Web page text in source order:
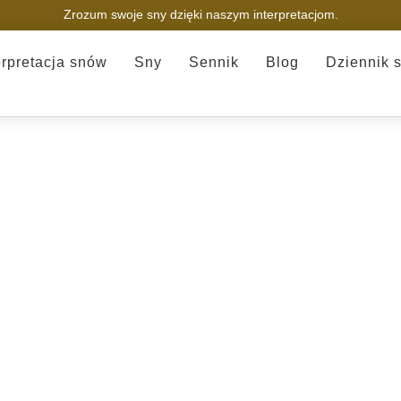
Zrozum swoje sny dzięki naszym interpretacjom.
snów Sny Sennik Blog Dziennik